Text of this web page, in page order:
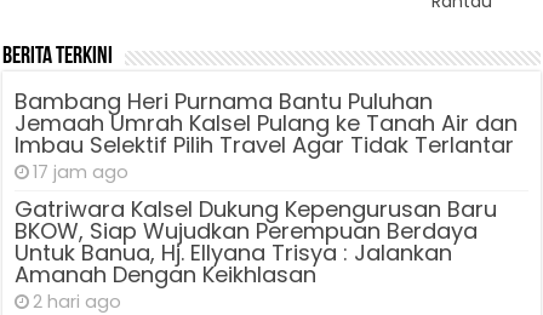
Berita Terkini
Bambang Heri Purnama Bantu Puluhan
Jemaah Umrah Kalsel Pulang ke Tanah Air dan
Imbau Selektif Pilih Travel Agar Tidak Terlantar
17 jam ago
Gatriwara Kalsel Dukung Kepengurusan Baru
BKOW, Siap Wujudkan Perempuan Berdaya
Untuk Banua, Hj. Ellyana Trisya : Jalankan
Amanah Dengan Keikhlasan
2 hari ago